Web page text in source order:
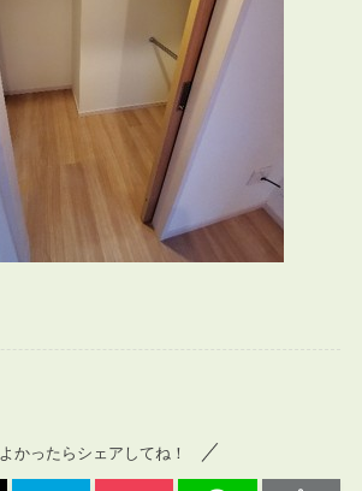
よかったらシェアしてね！